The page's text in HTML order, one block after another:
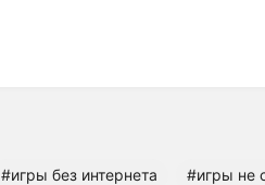
#игры без интернета #игры не